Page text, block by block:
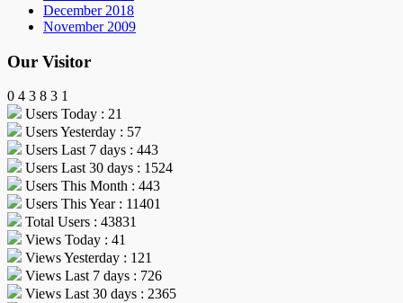
December 2018
November 2009
Our Visitor
0 4 3 8 3 1
Users Today : 21
Users Yesterday : 57
Users Last 7 days : 443
Users Last 30 days : 1524
Users This Month : 443
Users This Year : 11401
Total Users : 43831
Views Today : 41
Views Yesterday : 121
Views Last 7 days : 726
Views Last 30 days : 2365